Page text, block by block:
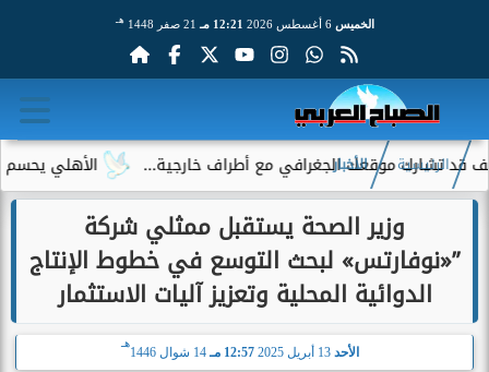
الخميس 6 أغسطس 2026 12:21 مـ 21 صفر 1448 هـ
الأهلي يحسم الجدل موقعك الجغرافي مع أطراف خارجية...
الرئيسية الأخبار
وزير الصحة يستقبل ممثلي شركة
”«نوفارتس» لبحث التوسع في خطوط الإنتاج
الدوائية المحلية وتعزيز آليات الاستثمار
الأحد 12:57 مـ 14 شوال 1446
هـ